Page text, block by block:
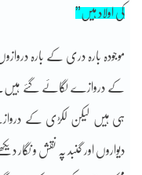
کی اولاد ہیں”
موجودہ بارہ دری کے بارہ
کے دروازے لگائے گئے ہیں۔
ہی ہیں لیکن لکڑی کے
دیواروں اور گنبد پہ نقش و نگار